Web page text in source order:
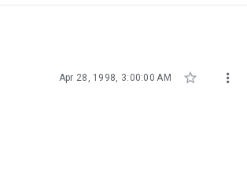
Apr 28, 1998, 3:00:00 AM  